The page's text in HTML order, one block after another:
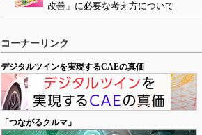
改善」に必要な考え方について
コーナーリンク
デジタルツインを実現するCAEの真価
「つながるクルマ」